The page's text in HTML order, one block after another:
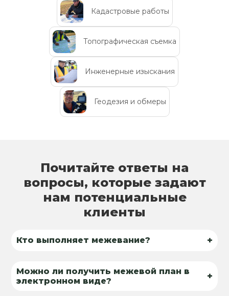
Кадастровые работы
Топографическая съемка
Инженерные изыскания
Геодезия и обмеры
Почитайте ответы на
вопросы, которые задают
нам потенциальные
клиенты
Кто выполняет межевание? +
Можно ли получить межевой план в
электронном виде?
+